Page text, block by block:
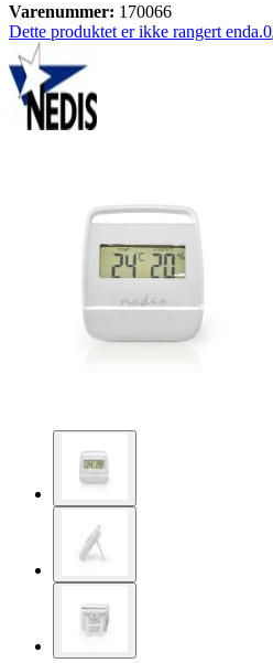
Varenummer: 170066
Dette produktet er ikke rangert enda.0